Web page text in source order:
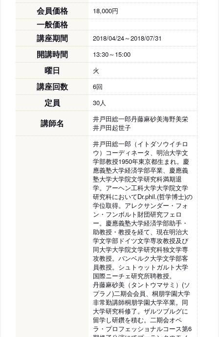
会員価格 18,000円
一般価格
講座期間
2018/04/24～2018/07/31
開講時間 13:30～15:00
曜日 火
講座回数 6回
定員 30人
講師名
井戸田総一郎丹藤麻砂美海野美栄
井戸田起世子
井戸田総一郎（イトダソウイチロ
ウ）コーディネータ、明治大学文
学部教授1950年東京都生まれ。慶
應義塾大学経済学部卒業、慶應義
塾大学大学院文学研究科満期退
学。アーヘン工科大学大学院文学
研究科においてDr.phil.(哲学博士)の
学位取得。アレクサンダー・フォ
ン・フンボルト財団研究フェロ
ー。慶應義塾大学経済学部助手・
助教授・教授を経て、現在明治大
学文学部ドイツ文学専攻教授及び
同大学大学院文学研究科独文学専
攻教授。バンベルク大学文学部客
員教授。シュトゥットガルト大学
国際ニーチェ研究所聘教授。
丹藤麻砂美（タントウマサミ）(ソ
プラノ)二期会会員、桐朋学園大学
非常勤講師桐朋学園大学卒業。同
大学研究科修了。ザルツブルグに
留学し研鑽を積む。二期会オペ
ラ・プロフェッショナルコース第6